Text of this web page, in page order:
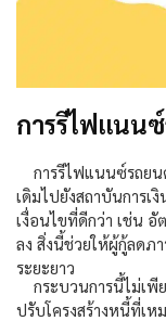
การรีไฟแนน
การรีไฟแนนซ์รถยน
เดิมไปยังสถาบันการเ
เงื่อนไขที่ดีกว่า เช่น อั
ลง สิ่งนี้ช่วยให้ผู้กู้ลดภ
ระยะยาว
กระบวนการนี้ไม่เพี
ปรับโครงสร้างหนี้ที่เห